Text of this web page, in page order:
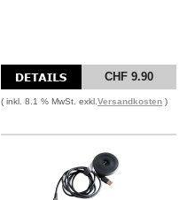
CHF 9.90
( inkl. 8.1 % MwSt. exkl. Versandkosten )